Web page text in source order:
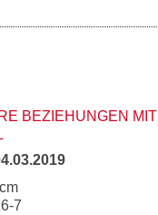
BEZIEHUNGEN MIT
7